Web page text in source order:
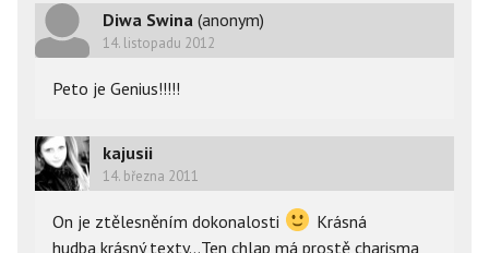
Diwa Swina (anonym)
14. listopadu 2012
Peto je Genius!!!!!
kajusii
14. března 2011
On je ztělesněním dokonalosti
Krásná
hudba,krásný texty...Ten chlap má prostě charisma